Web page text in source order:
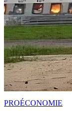
PROÉCONOMIE